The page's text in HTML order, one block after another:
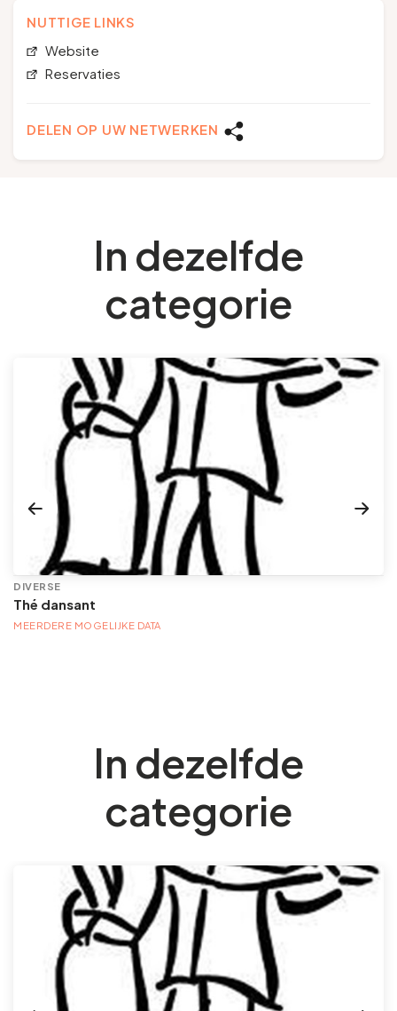
NUTTIGE LINKS
Website
Reservaties
DELEN OP UW NETWERKEN
In dezelfde
categorie
DIVERSE
Thé dansant
MEERDERE MOGELIJKE DATA
In dezelfde
categorie